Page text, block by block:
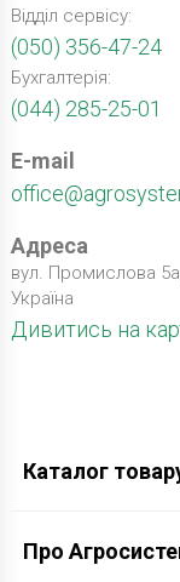
Відділ сервісу:
(050) 356-47-24
Бухгалтерія:
(044) 285-25-01
E-mail
Адреса
вул. Промислова
Україна
Дивитись на
Каталог
Про